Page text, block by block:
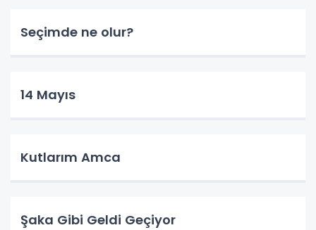
Seçimde ne olur?
14 Mayıs
Kutlarım Amca
Şaka Gibi Geldi Geçiyor